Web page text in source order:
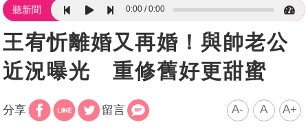
聽新聞 0:00 0:00
王宥忻離婚又再婚！與帥老公
近況曝光 重修舊好更甜蜜
分享 留言 A- A A+